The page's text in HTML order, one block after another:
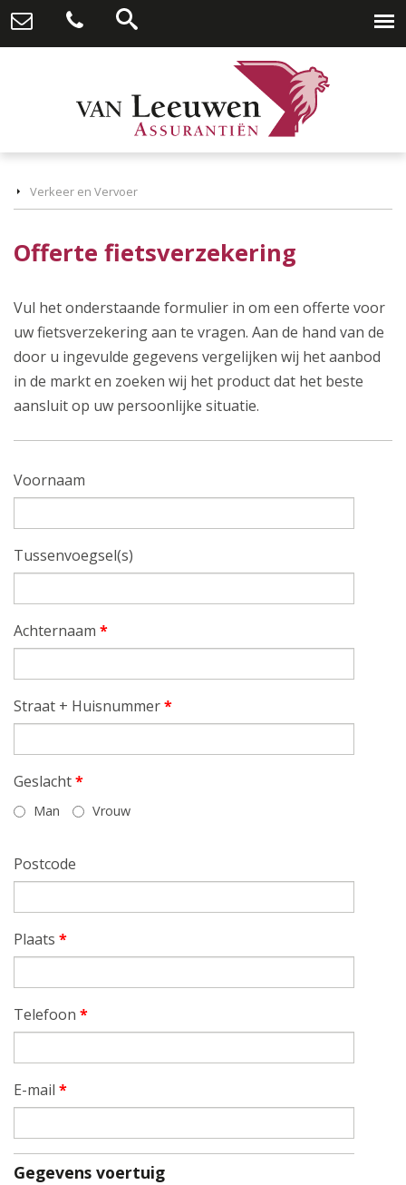
Verkeer en Vervoer
Offerte fietsverzekering
Vul het onderstaande formulier in om een offerte voor
uw fietsverzekering aan te vragen. Aan de hand van de
door u ingevulde gegevens vergelijken wij het aanbod
in de markt en zoeken wij het product dat het beste
aansluit op uw persoonlijke situatie.
Voornaam
Tussenvoegsel(s)
Achternaam *
Straat + Huisnummer*
Geslacht*
Man Vrouw
Postcode
Plaats *
Telefoon *
E-mail *
Gegevens voertuig